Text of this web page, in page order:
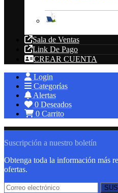
Sala de Ventas
Link De Pago
CREAR CUENTA
Login
Categorías
Alertas
0 Deseados
0 Carrito
Suscripción a nuestro boletín
Obtenga toda la información más
ofertas.